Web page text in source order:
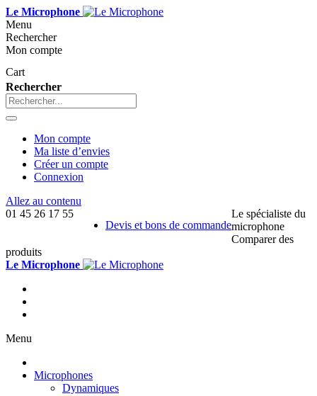
Le Microphone
Menu
Rechercher
Mon compte
Cart
Rechercher
Mon compte
Ma liste d’envies
Créer un compte
Connexion
Allez au contenu
01 45 26 17 55
Devis et bons de commande
Le spécialiste du
microphone
Comparer des
produits
Le Microphone
Menu
Microphones
Dynamiques